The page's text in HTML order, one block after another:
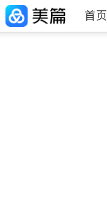
首页